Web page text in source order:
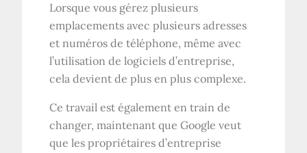
Lorsque vous gérez plusieurs
emplacements avec plusieurs adresses
et numéros de téléphone, même avec
l’utilisation de logiciels d’entreprise,
cela devient de plus en plus complexe.
Ce travail est également en train de
changer, maintenant que Google veut
que les propriétaires d’entreprise